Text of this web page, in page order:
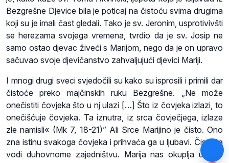
Bezgrešne Djevice bila je poticaj na čistoću svima drugima
koji su je imali čast gledali. Tako je sv. Jeronim, usprotivivšti
se herezama svojega vremena, tvrdio da je sv. Josip ne
samo ostao djevac živeći s Marijom, nego da je on upravo
sačuvao svoje djevičanstvo zahvaljujući djevici Mariji.
I mnogi drugi sveci svjedočili su kako su isprosili i primili dar
čistoće preko majčinskih ruku Bezgrešne. „Ne može
onečistiti čovjeka što u nj ulazi […] Što iz čovjeka izlazi, to
onečišćuje čovjeka. Ta iznutra, iz srca čovječjega, izlaze
zle namisli« (Mk 7, 18-21)” Ali Srce Marijino je čisto. Ono
zna istinu svakoga čovjeka i prihvaća ga u ljubavi. Čistoća
vodi duhovnome zajedništvu. Marija nas okuplja u krilo